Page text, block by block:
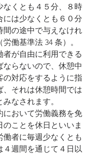
なくとも４５分、８時
には少なくとも６０分
間の途中で与えなけれ
働基準法 34 条）。
者が自由に利用できる
ならないので、休憩中
の対応をするように指
、それは休憩時間では
なされます。
において労働義務を免
のことを休日といいま
働者に毎週少なくとも
４週間を通じて４日以